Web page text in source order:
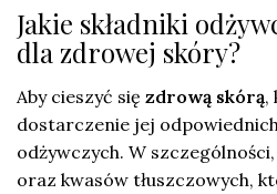
Jakie składniki
dla zdrowej skóry?
Aby cieszyć się zdrową skórą,
dostarczenie jej
odżywczych. W
oraz kwasów tłuszczowych,